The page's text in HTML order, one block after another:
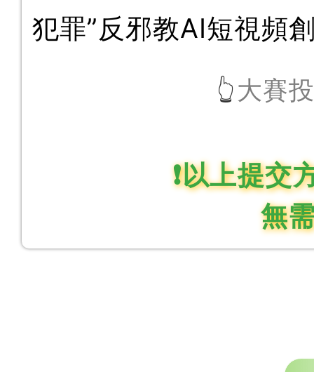
犯罪”反邪教AI短視頻
👆大賽
❗以上提交
無